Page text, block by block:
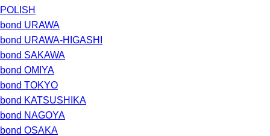
POLISH
bond URAWA
bond URAWA-HIGASHI
bond SAKAWA
bond OMIYA
bond TOKYO
bond KATSUSHIKA
bond NAGOYA
bond OSAKA